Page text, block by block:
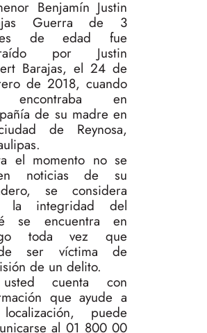
Benjamín Justin
Guerra de 3
de edad fue
por Justin
Barajas, el 24 de
de 2018, cuando
en
de su madre en
de Reynosa,
el momento no se
noticias de su
se considera
la integridad del
se encuentra en
toda vez que
ser víctima de
de un delito.
cuenta con
que ayude a
puede
al 01 800 00